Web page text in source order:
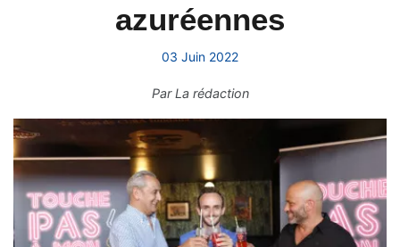
azuréennes
03 Juin 2022
ParLa rédaction